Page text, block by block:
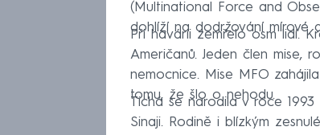
(Multinational Force and
dohlíží na dodržování mírové
Při havárii zemřelo osm lidí.
Američanů. Jeden člen mise,
nemocnice. Mise MFO
tomu, že šlo o nehodu.
Tichá se narodila v roce
Sinaji. Rodině i blízkým